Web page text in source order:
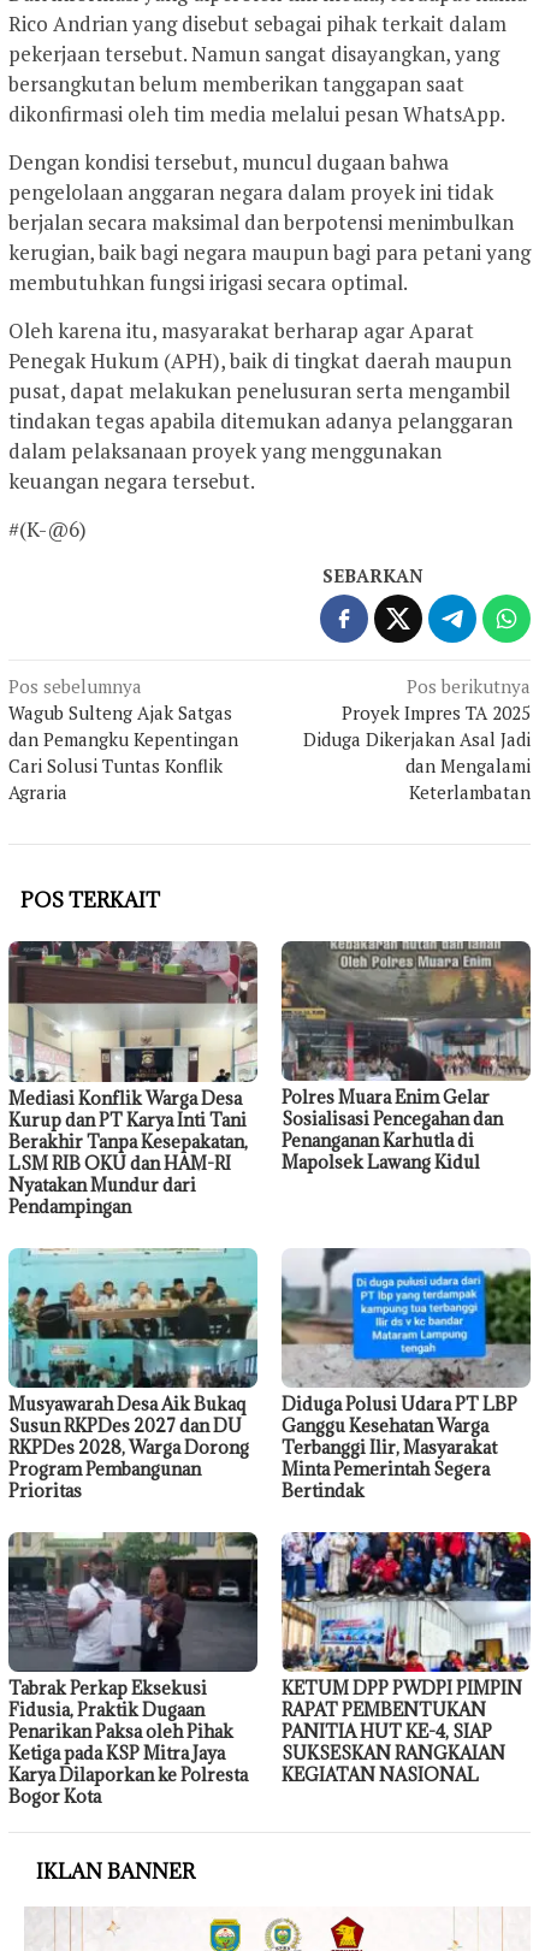
Rico Andrian yang disebut sebagai pihak terkait dalam
pekerjaan tersebut. Namun sangat disayangkan, yang
bersangkutan belum memberikan tanggapan saat
dikonfirmasi oleh tim media melalui pesan WhatsApp.
Dengan kondisi tersebut, muncul dugaan bahwa
pengelolaan anggaran negara dalam proyek ini tidak
berjalan secara maksimal dan berpotensi menimbulkan
kerugian, baik bagi negara maupun bagi para petani yang
membutuhkan fungsi irigasi secara optimal.
Oleh karena itu, masyarakat berharap agar Aparat
Penegak Hukum (APH), baik di tingkat daerah maupun
pusat, dapat melakukan penelusuran serta mengambil
tindakan tegas apabila ditemukan adanya pelanggaran
dalam pelaksanaan proyek yang menggunakan
keuangan negara tersebut.
#(K-@6)
SEBARKAN
Navigasi
pos
Pos sebelumnya
Wagub Sulteng Ajak Satgas
dan Pemangku Kepentingan
Cari Solusi Tuntas Konflik
Agraria
Pos berikutnya
Proyek Impres TA 2025
Diduga Dikerjakan Asal Jadi
dan Mengalami
Keterlambatan
POS TERKAIT
Mediasi Konflik Warga Desa
Kurup dan PT Karya Inti Tani
Berakhir Tanpa Kesepakatan,
LSM RIB OKU dan HAM-RI
Nyatakan Mundur dari
Pendampingan
Polres Muara Enim Gelar
Sosialisasi Pencegahan dan
Penanganan Karhutla di
Mapolsek Lawang Kidul
Musyawarah Desa Aik Bukaq
Susun RKPDes 2027 dan DU
RKPDes 2028, Warga Dorong
Program Pembangunan
Prioritas
Diduga Polusi Udara PT LBP
Ganggu Kesehatan Warga
Terbanggi Ilir, Masyarakat
Minta Pemerintah Segera
Bertindak
Tabrak Perkap Eksekusi
Fidusia, Praktik Dugaan
Penarikan Paksa oleh Pihak
Ketiga pada KSP Mitra Jaya
Karya Dilaporkan ke Polresta
Bogor Kota
KETUM DPP PWDPI PIMPIN
RAPAT PEMBENTUKAN
PANITIA HUT KE-4, SIAP
SUKSESKAN RANGKAIAN
KEGIATAN NASIONAL
IKLAN BANNER